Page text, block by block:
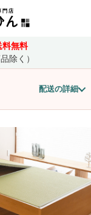
料無料
除く）
配送の詳細